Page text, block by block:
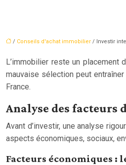
/ Conseils d'achat immobilier / Investir
L’immobilier reste un placement
mauvaise sélection peut
France.
Analyse des
Avant d’investir, une analyse
aspects économiques, sociaux,
Facteurs économiques :